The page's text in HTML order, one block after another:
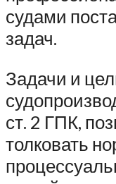
судами
задач.
Задачи и
ст. 2 ГПК,
толковать